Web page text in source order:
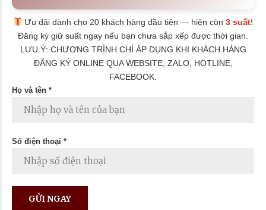
Ưu đãi dành cho 20 khách hàng đầu tiên — hiện còn3 suất!
Đăng ký giữ suất ngay nếu bạn chưa sắp xếp được thời gian.
LƯU Ý: CHƯƠNG TRÌNH CHỈ ÁP DỤNG KHI KHÁCH HÀNG
ĐĂNG KÝ ONLINE QUA WEBSITE, ZALO, HOTLINE,
FACEBOOK.
Họ và tên *
Số điện thoại *